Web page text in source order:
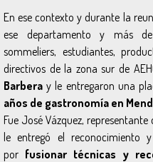
En ese contexto y durante la
ese departamento y más
sommeliers, estudiantes,
directivos de la zona sur de
Barberay le entregaron una
años de gastronomía en
Fue José Vázquez,
le entregó el reconocimiento
por fusionar técnicas y